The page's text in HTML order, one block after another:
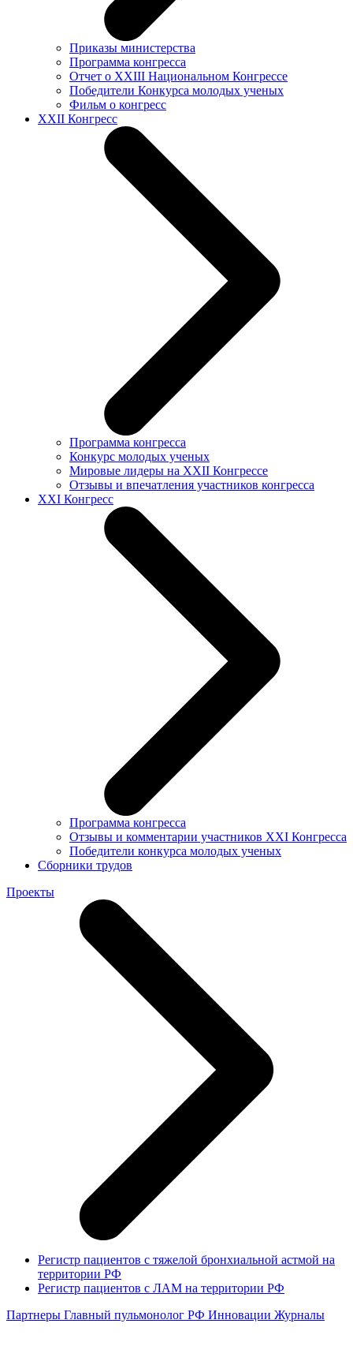
Приказы министерства
Программа конгресса
Отчет о XXIII Национальном Конгрессе
Победители Конкурса молодых ученых
Фильм о конгресс
XXII Конгресс
Программа конгресса
Конкурс молодых ученых
Мировые лидеры на XXII Конгрессе
Отзывы и впечатления участников конгресса
XXI Конгресс
Программа конгресса
Отзывы и комментарии участников XXI Конгресса
Победители конкурса молодых ученых
Сборники трудов
Проекты
Регистр пациентов с тяжелой бронхиальной астмой на
территории РФ
Регистр пациентов с ЛАМ на территории РФ
Партнеры Главный пульмонолог РФ Инновации Журналы